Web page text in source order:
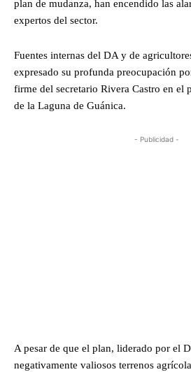
plan de mudanza, han encendido las
expertos del sector.
Fuentes internas del DA y de
expresado su profunda preocupación
firme del secretario Rivera Castro en el
de la Laguna de Guánica.
- Publicidad -
A pesar de que el plan, liderado por el
negativamente valiosos terrenos